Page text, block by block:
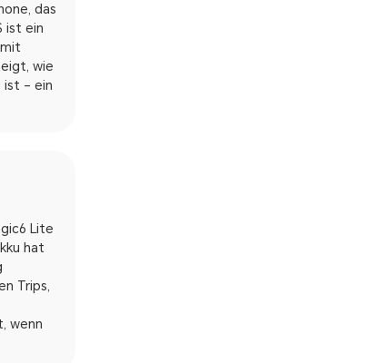
das
ist ein
wie
ist – ein
Lite
hat
Trips,
wenn